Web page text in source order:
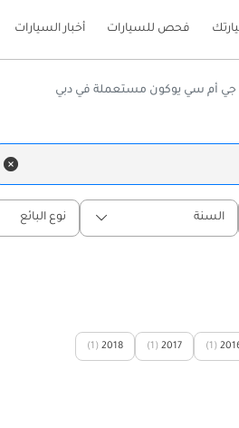
فحص للسيارات أخبار السيارات
جي أم سي يوكون مستعملة في دبي
السنة نوع البائع
(1)
2017
(1)
2018
(1)